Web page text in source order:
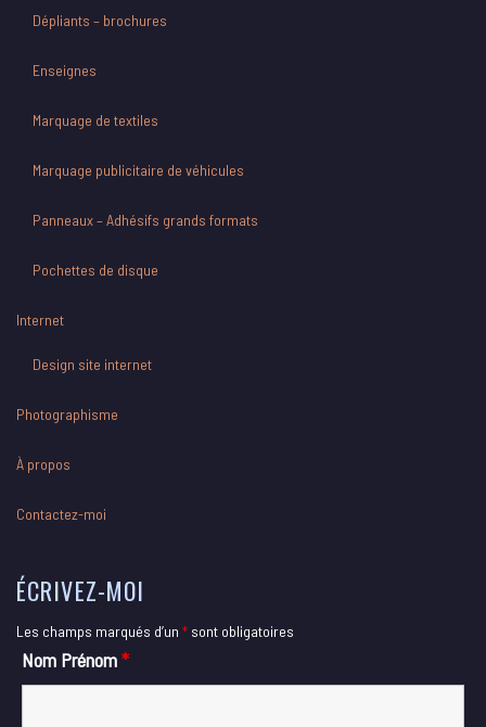
Dépliants – brochures
Enseignes
Marquage de textiles
Marquage publicitaire de véhicules
Panneaux – Adhésifs grands formats
Pochettes de disque
Internet
Design site internet
Photographisme
À propos
Contactez-moi
ÉCRIVEZ-MOI
Les champs marqués d’un * sont obligatoires
Nom Prénom*